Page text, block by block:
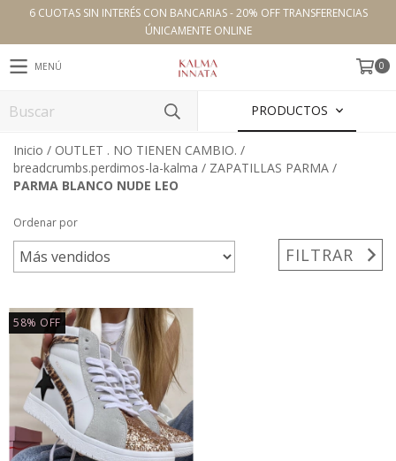
6 CUOTAS SIN INTERÉS CON BANCARIAS - 20% OFF TRANSFERENCIAS
ÚNICAMENTE ONLINE
MENÚ 0
PRODUCTOS
Inicio / OUTLET . NO TIENEN CAMBIO. /
breadcrumbs.perdimos-la-kalma / ZAPATILLAS PARMA /
PARMA BLANCO NUDE LEO
Ordenar por
FILTRAR
58% OFF